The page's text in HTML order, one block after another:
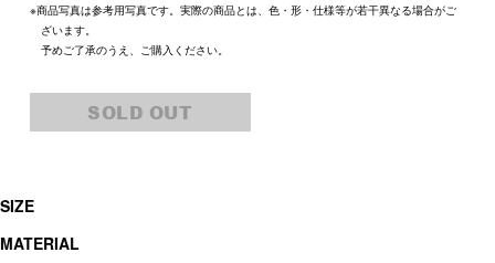
※商品写真は参考用写真です。実際の商品とは、色・形・仕様等が若干異なる場合がご
ざいます。
予めご了承のうえ、ご購入ください。
SOLD OUT
SIZE
MATERIAL